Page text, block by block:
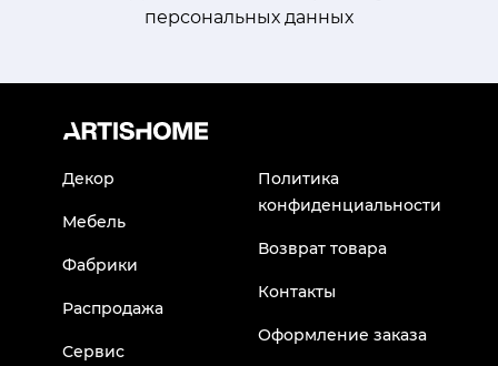
персональных данных
Декор
Мебель
Фабрики
Распродажа
Сервис
Политика
конфиденциальности
Возврат товара
Контакты
Оформление заказа